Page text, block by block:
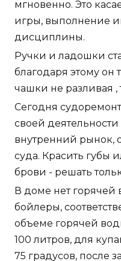
мгновенно. Это
игры, выполнение
дисциплины.
Ручки и ладошки
благодаря этому он
чашки не разливая ,
Сегодня
своей деятельности
внутренний рынок,
суда. Красить губы
брови - решать
В доме нет горячей
бойлеры,
объеме горячей
100 литров, для
75 градусов, после